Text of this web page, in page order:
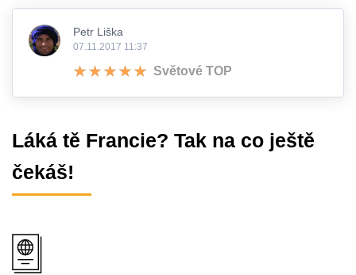
Petr Liška
07.11.2017 11:37
Světové TOP
Láká tě Francie? Tak na co ještě
čekáš!